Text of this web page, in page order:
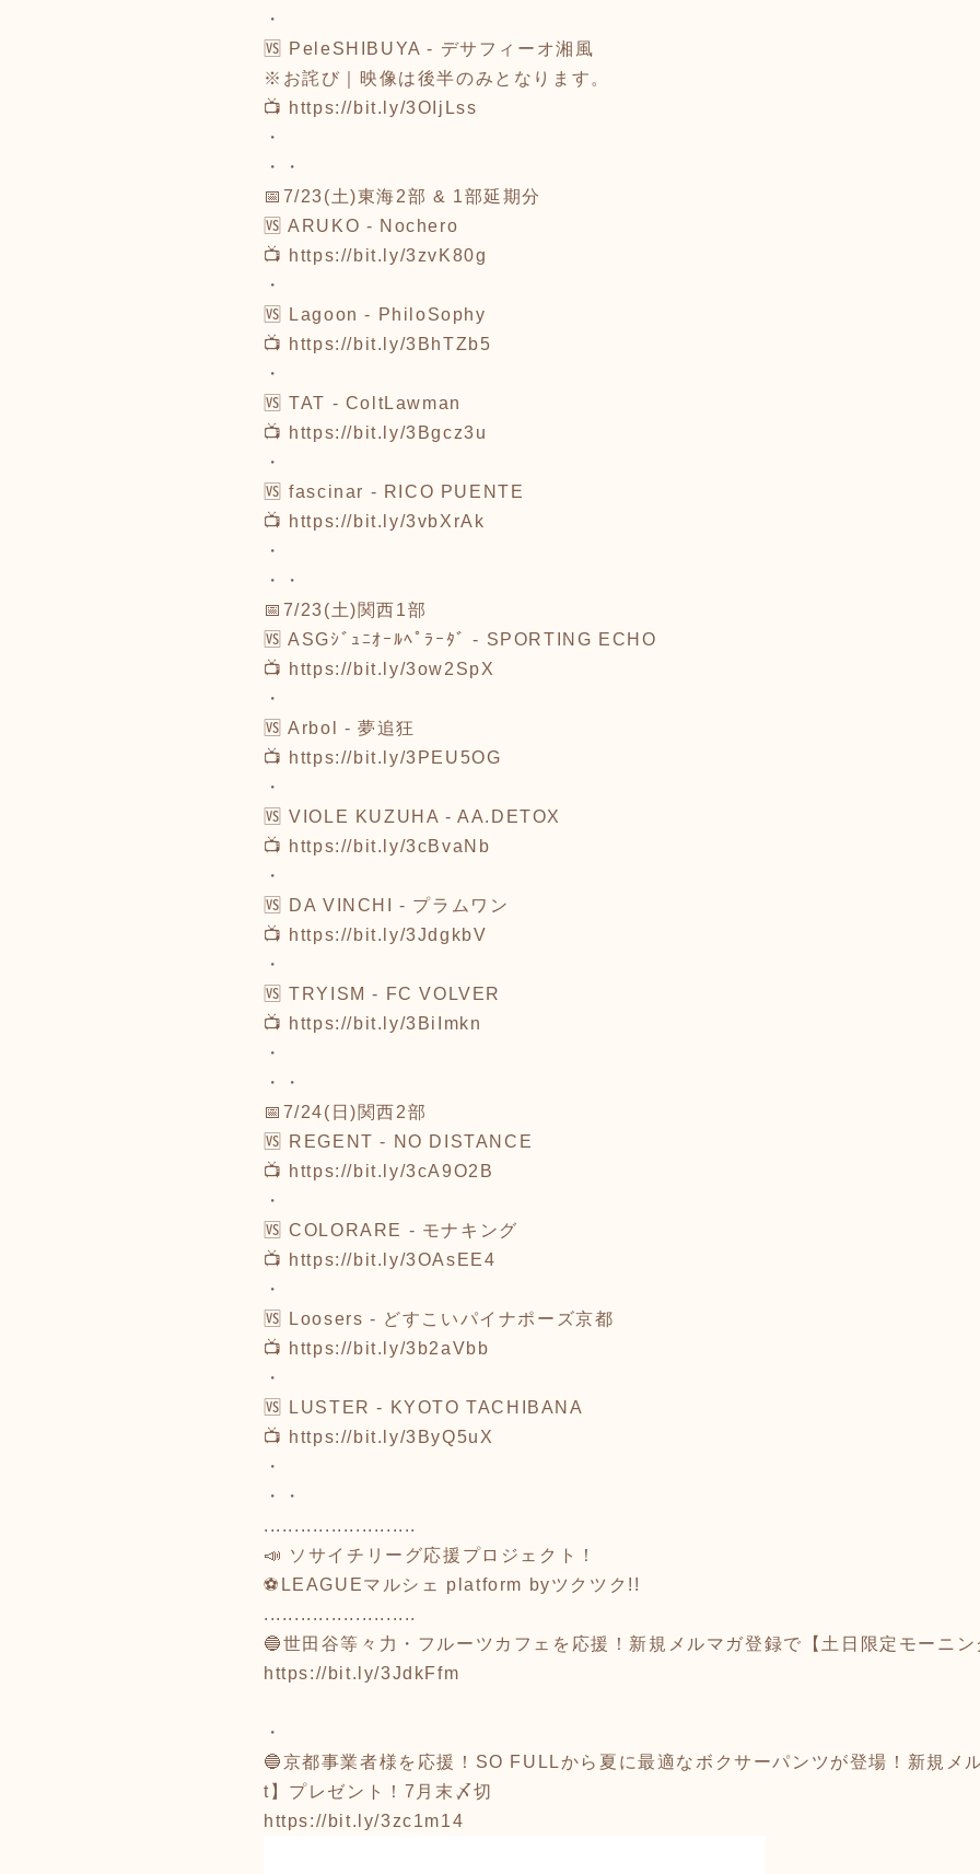
・
🆚 PeleSHIBUYA - デサフィーオ湘風
※お詫び｜映像は後半のみとなります。
📺 https://bit.ly/3OIjLss
・
・・
📅7/23(土)東海2部 & 1部延期分
🆚 ARUKO - Nochero
📺 https://bit.ly/3zvK80g
・
🆚 Lagoon - PhiloSophy
📺 https://bit.ly/3BhTZb5
・
🆚 TAT - ColtLawman
📺 https://bit.ly/3Bgcz3u
・
🆚 fascinar - RICO PUENTE
📺 https://bit.ly/3vbXrAk
・
・・
📅7/23(土)関西1部
🆚 ASGｼﾞｭﾆｵｰﾙﾍﾟﾗｰﾀﾞ - SPORTING ECHO
📺 https://bit.ly/3ow2SpX
・
🆚 Arbol - 夢追狂
📺 https://bit.ly/3PEU5OG
・
🆚 VIOLE KUZUHA - AA.DETOX
📺 https://bit.ly/3cBvaNb
・
🆚 DA VINCHI - プラムワン
📺 https://bit.ly/3JdgkbV
・
🆚 TRYISM - FC VOLVER
📺 https://bit.ly/3BiImkn
・
・・
📅7/24(日)関西2部
🆚 REGENT - NO DISTANCE
📺 https://bit.ly/3cA9O2B
・
🆚 COLORARE - モナキング
📺 https://bit.ly/3OAsEE4
・
🆚 Loosers - どすこいパイナポーズ京都
📺 https://bit.ly/3b2aVbb
・
🆚 LUSTER - KYOTO TACHIBANA
📺 https://bit.ly/3ByQ5uX
・
・・
.........................
📣 ソサイチリーグ応援プロジェクト！
⚽LEAGUEマルシェ platform byツクツク!!
.........................
🔵世田谷等々力・フルーツカフェを応援！新規メルマガ登録で【土日限定モーニ
https://bit.ly/3JdkFfm
・
🔵京都事業者様を応援！SO FULLから夏に最適なボクサーパンツが登場！新規メ
t】プレゼント！7月末〆切
https://bit.ly/3zc1m14